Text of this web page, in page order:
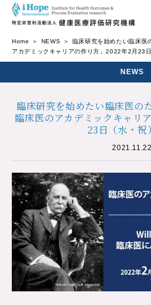
Home NEWS
臨床研究を始めたい臨床医
アカデミックキャリアの作り方」2022年2月23
NEWS
臨床研究を始めたい臨床医の
臨床医のアカデミックキャリ
23日（水・祝
2021.11.22